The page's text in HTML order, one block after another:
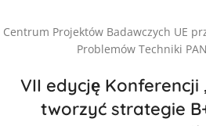
Centrum Projektów Badawczych UE
Problemów Techniki
VII edycję Konferencji
tworzyć strategie